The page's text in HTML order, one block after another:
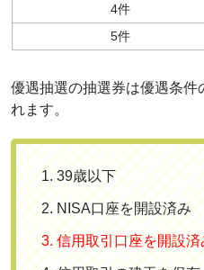
4件
5件
優遇抽選の抽選券は優遇条件
れます。
39歳以下
NISA口座を開設済み
信用取引口座を開設済